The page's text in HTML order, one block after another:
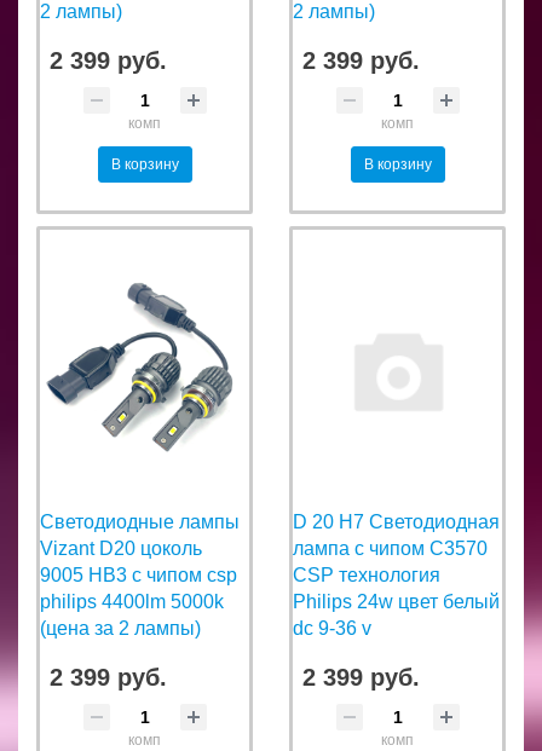
2 лампы)
2 399 руб.
комп
В корзину
2 лампы)
2 399 руб.
комп
В корзину
Светодиодные лампы
Vizant D20 цоколь
9005 HB3 с чипом csp
philips 4400lm 5000k
(цена за 2 лампы)
2 399 руб.
комп
D 20 H7 Светодиодная
лампа с чипом C3570
CSP технология
Philips 24w цвет белый
dc 9-36 v
2 399 руб.
комп